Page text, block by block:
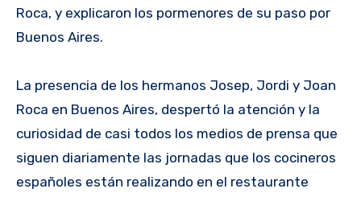
Roca, y explicaron los pormenores de su paso por
Buenos Aires.
La presencia de los hermanos Josep, Jordi y Joan
Roca en Buenos Aires, despertó la atención y la
curiosidad de casi todos los medios de prensa que
siguen diariamente las jornadas que los cocineros
españoles están realizando en el restaurante